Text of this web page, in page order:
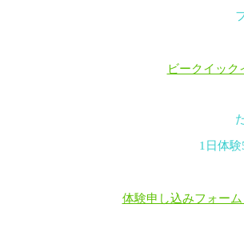
ビークイック
1日体
体験申し込みフォー